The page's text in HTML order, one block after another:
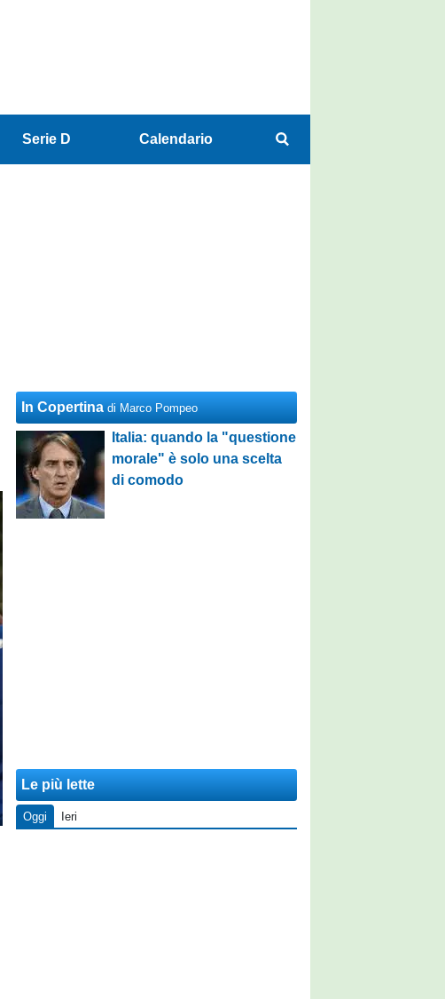
Serie D Calendario
In Copertina di Marco Pompeo
Italia: quando la "questione
morale" è solo una scelta
di comodo
Le più lette
Oggi Ieri